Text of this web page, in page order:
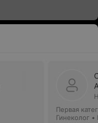
Первая
Гинеколог •